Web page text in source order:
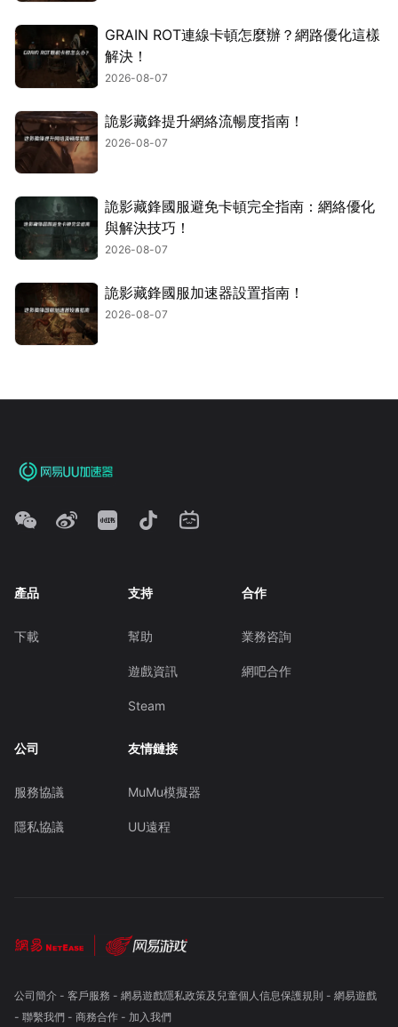
GRAIN ROT連線卡頓怎麼辦？網路優化這樣
解決！
2026-08-07
詭影藏鋒提升網絡流暢度指南！
2026-08-07
詭影藏鋒國服避免卡頓完全指南：網絡優化
與解決技巧！
2026-08-07
詭影藏鋒國服加速器設置指南！
2026-08-07
產品
下載
支持
幫助
遊戲資訊
Steam
合作
業務咨詢
網吧合作
公司
服務協議
隱私協議
友情鏈接
MuMu模擬器
UU遠程
公司簡介- 客戶服務 - 網易遊戲隱私政策及兒童個人信息保護規則 - 網易遊戲
- 聯繫我們- 商務合作- 加入我們